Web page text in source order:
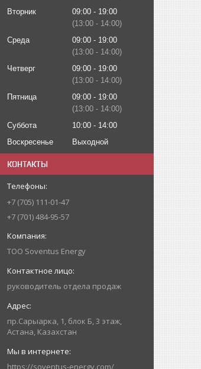
Вторник
09:00
19:00
13:00
14:00
Среда
09:00
19:00
13:00
14:00
Четверг
09:00
19:00
13:00
14:00
Пятница
09:00
19:00
13:00
14:00
Суббота
10:00
14:00
Воскресенье
Выходной
КОНТАКТЫ
+7 (705) 111-01-47
+7 (701) 484-95-57
ТОО Soventus Energy
руководитель отдела продаж
пр.Сарыарка, 1, блок Б, 3 этаж,
Астана, Казахстан
https://soventus-energy.com/